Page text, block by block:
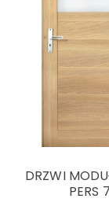
DRZWI
PERS 7